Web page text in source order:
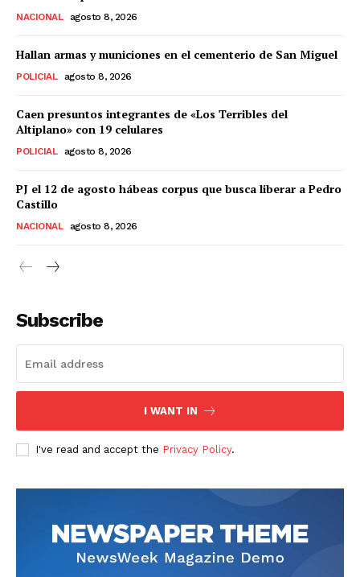
Nosotros
NACIONAL agosto 8, 2026
Hallan armas y municiones en el cementerio de San Miguel
POLICIAL agosto 8, 2026
Caen presuntos integrantes de «Los Terribles del
Altiplano» con 19 celulares
POLICIAL agosto 8, 2026
PJ el 12 de agosto hábeas corpus que busca liberar a Pedro
Castillo
NACIONAL agosto 8, 2026
Subscribe
I WANT IN
I've read and accept the Privacy Policy.